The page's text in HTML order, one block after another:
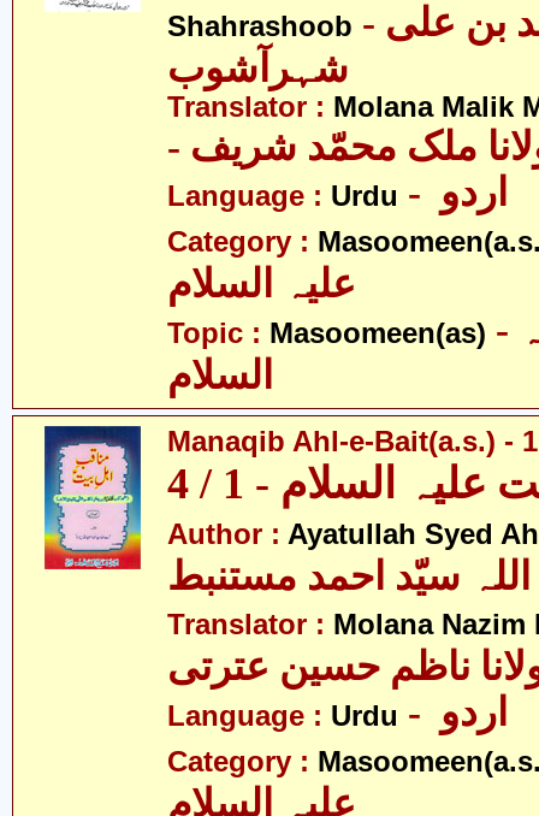
Shahrashoob - حافظ محمّد بن علی
شہرآشوب
Translator : Molana Malik
ملک محمّد شریف
Language : Urdu
Category :
Topic : Masoomeen(as) - معصومین علیہ
السلام
Manaqib Ahl-e-Bait(a.s.) -
السلام - 1 / 4
Author : Ayatullah Syed
سیّد احمد مستنبط
Translator : Molana
ناظم حسین عترتی
Language : Urdu
Category :